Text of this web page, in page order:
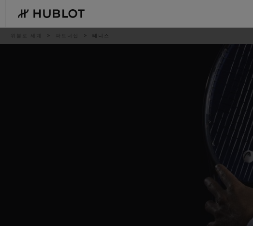
main
content
위블로 세계 파트너십 테니스
빅뱅